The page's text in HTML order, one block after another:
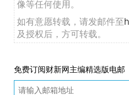
像等任何使用。
如有意愿转载，请发邮件至
及授权后，方可转载。
免费订阅财新网主编精选版电邮